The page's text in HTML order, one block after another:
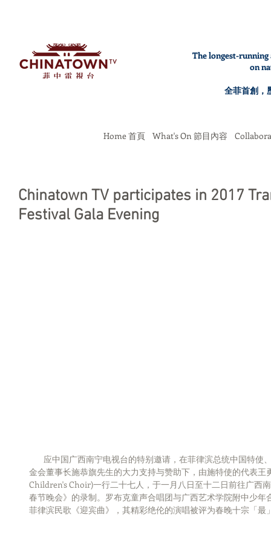
The longest-
on
全菲首創，
Home 首頁 What's On 節目內容
Chinatown TV participates in 2017
Festival Gala Evening
金会董事长施恭旗先生的大力支持与赞助下，由施特使的代表
Children's Choir)一行二十七人，于一月八日至十二日前往广西
春节晚会》的录制。罗布克童声合唱团与广西艺术学院附中少
菲律滨民歌《迎宾曲》，其精彩绝伦的演唱被评为春晚十宗「最